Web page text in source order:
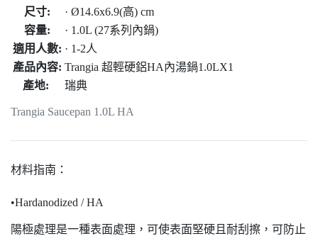
Trangia Saucepan 1.0L HA
尺寸:
· Ø14.6x6.9(高) cm
容量:
· 1.0L (27系列內鍋)
適用人數: · 1-2人
產品內容: Trangia 超輕硬鋁HA內湯鍋1.0LX1
產地:
瑞典
材料指南：
•Hardanodized / HA
陽極處理是一種表面處理，可使表面堅硬且耐刮擦，可防止